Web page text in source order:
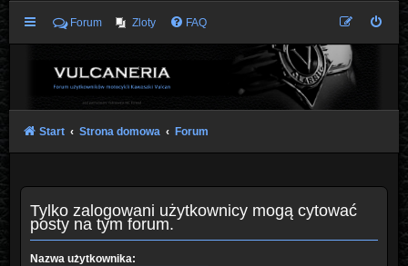
Forum Zloty FAQ
Start Strona domowa Forum
Tylko zalogowani użytkownicy mogą cytować
posty na tym forum.
Nazwa użytkownika: